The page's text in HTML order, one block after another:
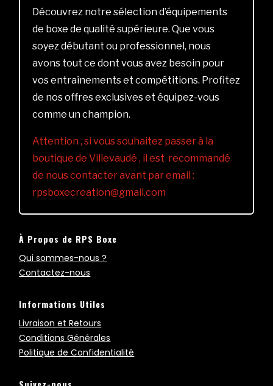
Découvrez notre sélection d’équipements
de boxe de qualité supérieure. Que vous
soyez débutant ou professionnel, nous
avons tout ce dont vous avez besoin pour
vos entraînements et compétitions. Profitez
de nos offres exclusives et équipez-vous
comme un champion.
Attention , si vous souhaitez passer à la
boutique de Villevaudé , il est recommandé
de nous contacter avant par email :
rpsboxecreation@gmail.com
À Propos de RPS Boxe
Qui sommes-nous ?
Contactez-nous
Informations Utiles
Livraison et Retours
Conditions Générales
Politique de Confidentialité